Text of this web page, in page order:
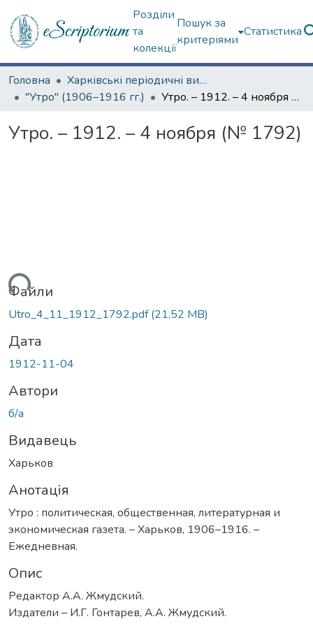
Розділи
та
колекції
Пошук за
критеріями
Статистика
Головна
Харківські періодичні видання
"Утро" (1906–1916 гг.)
Утро. – 1912. – 4 ноября (№ 1792)
Утро. – 1912. – 4 ноября (№ 1792)
Файли
Utro_4_11_1912_1792.pdf(21,52 MB)
Дата
1912-11-04
Автори
б/а
Видавець
Харьков
Анотація
Утро : политическая, общественная, литературная и
экономическая газета. – Харьков, 1906–1916. –
Ежедневная.
Опис
Редактор А.А. Жмудский.
Издатели – И.Г. Гонтарев, А.А. Жмудский.